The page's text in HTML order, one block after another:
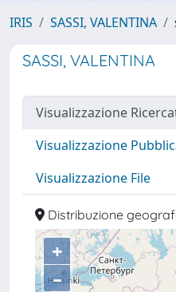
IRIS SASSI, VALENTINA
SASSI, VALENTINA
Visualizzazione
Visualizzazione
Visualizzazione File
Distribuzione
+
–